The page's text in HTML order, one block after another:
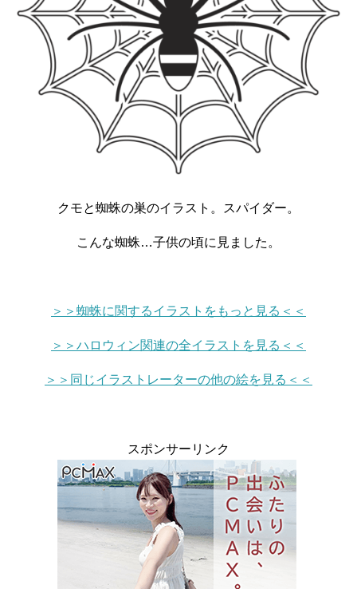
クモと蜘蛛の巣のイラスト。スパイダー。
こんな蜘蛛…子供の頃に見ました。
＞＞蜘蛛に関するイラストをもっと見る＜＜
＞＞ハロウィン関連の全イラストを見る＜＜
＞＞同じイラストレーターの他の絵を見る＜＜
スポンサーリンク